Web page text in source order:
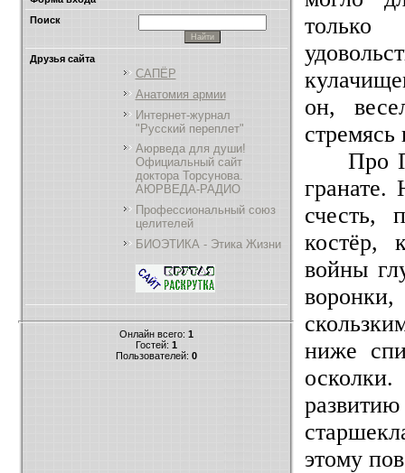
Поиск
Друзья сайта
САПЁР
Анатомия армии
Интернет-журнал
"Русский переплет"
Аюрведа для души!
Официальный сайт
доктора Торсунова.
АЮРВЕДА-РАДИО
Профессиональный союз
целителей
БИОЭТИКА - Этика Жизни
Онлайн всего: 1
Гостей: 1
Пользователей: 0
только
он,
Про
гранате.
счесть,
костёр,
войны
ниже
этому